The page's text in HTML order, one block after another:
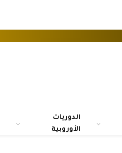
الدوريات
الأوروبية